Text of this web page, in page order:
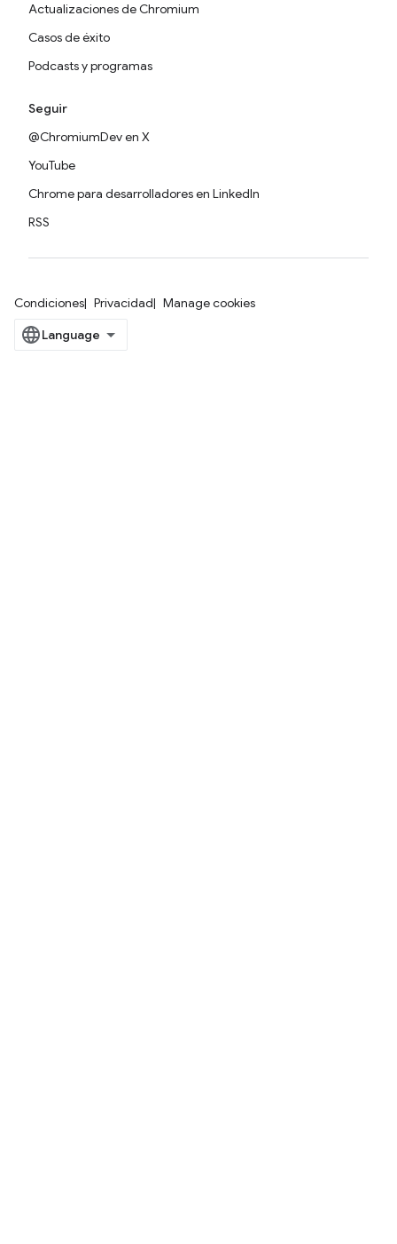
Actualizaciones de Chromium
Casos de éxito
Podcasts y programas
Seguir
@ChromiumDev en X
YouTube
Chrome para desarrolladores en LinkedIn
RSS
Condiciones Privacidad Manage cookies